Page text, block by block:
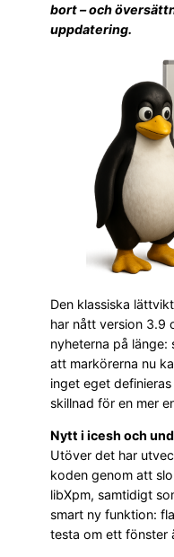
bort – och
uppdatering.
Den klassiska
har nått version 3.9
nyheterna på länge:
att markörerna nu
inget eget
skillnad för en mer
Nytt i icesh och
Utöver det har
koden genom att
libXpm, samtidigt
smart ny funktion:
testa om ett fönster